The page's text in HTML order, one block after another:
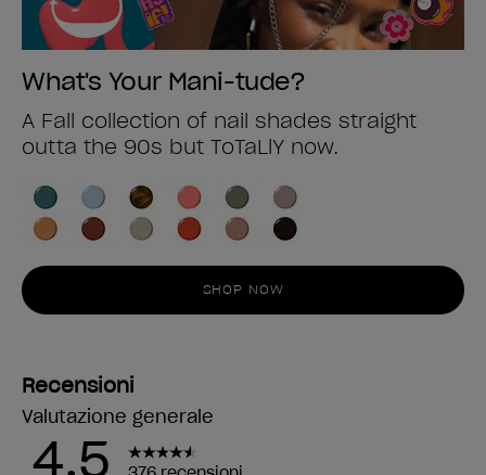
What's Your Mani-tude?
A Fall collection of nail shades straight
outta the 90s but ToTaLlY now.
SHOP NOW